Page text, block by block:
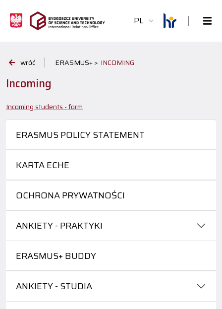
PL
wróć ERASMUS+ > INCOMING
ERASMUS POLICY STATEMENT
KARTA ECHE
OCHRONA PRYWATNOŚCI
ANKIETY - PRAKTYKI
ERASMUS+ BUDDY
ANKIETY - STUDIA
Incoming
Incoming students - form